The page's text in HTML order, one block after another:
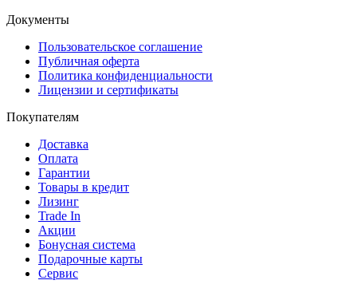
Документы
Пользовательское соглашение
Публичная оферта
Политика конфиденциальности
Лицензии и сертификаты
Покупателям
Доставка
Оплата
Гарантии
Товары в кредит
Лизинг
Trade In
Акции
Бонусная система
Подарочные карты
Сервис